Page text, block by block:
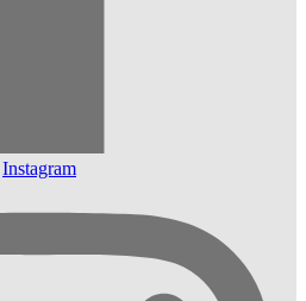
Instagram